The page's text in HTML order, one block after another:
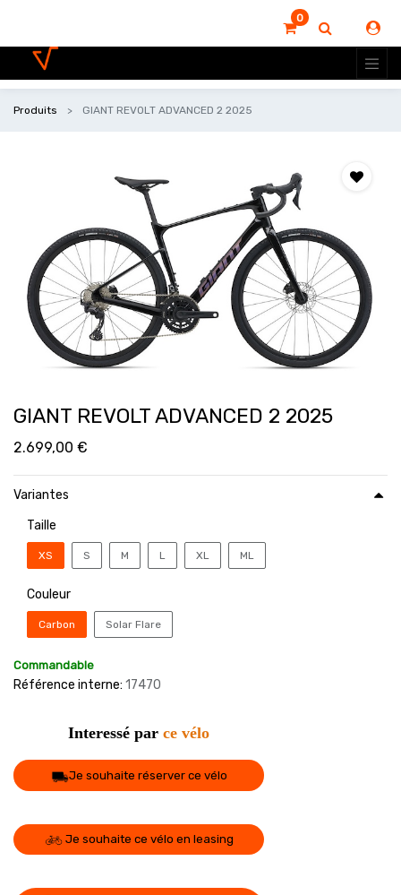
0
Produits GIANT REVOLT ADVANCED 2 2025
GIANT REVOLT ADVANCED 2 2025
2.699,00 €
Variantes
Taille
XS S M L XL ML
Couleur
Carbon Solar Flare
Commandable
Référence interne: 17470
Interessé par ce vélo
Je souhaite réserver ce vélo
Je souhaite ce vélo en leasing